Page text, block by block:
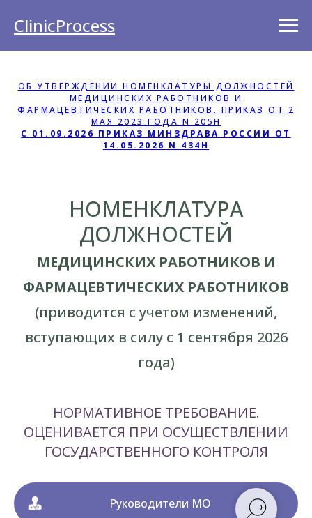
ClinicProcess
ОБ УТВЕРЖДЕНИИ НОМЕНКЛАТУРЫ ДОЛЖНОСТЕЙ
МЕДИЦИНСКИХ РАБОТНИКОВ И
ФАРМАЦЕВТИЧЕСКИХ РАБОТНИКОВ. ПРИКАЗ ОТ 2
МАЯ 2023 ГОДА N 205Н
С 01.09.2026 ПРИКАЗ МИНЗДРАВА РОССИИ ОТ
14.05.2026 N 434Н
НОМЕНКЛАТУРА
ДОЛЖНОСТЕЙ
МЕДИЦИНСКИХ РАБОТНИКОВ И
ФАРМАЦЕВТИЧЕСКИХ РАБОТНИКОВ
(приводится с учетом изменений,
вступающих в силу с 1 сентября 2026
года)
НОРМАТИВНОЕ ТРЕБОВАНИЕ.
ОЦЕНИВАЕТСЯ ПРИ ОСУЩЕСТВЛЕНИИ
ГОСУДАРСТВЕННОГО КОНТРОЛЯ
Руководители МО